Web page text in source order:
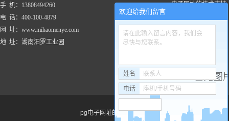
手 机：13808494260
电 话：400-100-4879
网 址：www.mihaomenye.com
地 址：湖南汨罗工业园
pg电子网址的技术支持
关于pg电子网址
工程案例
pg电子网址的友情链接：
欢迎给我们留言
请在此输入留言内容，我们会
尽快与您联系。
姓名 联系人
电话 座机/手机号码